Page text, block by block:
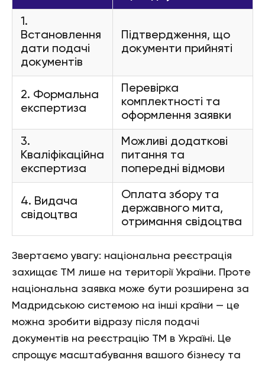
1.
Встановлення
дати подачі
документів
Підтвердження, що
документи прийняті
2. Формальна
експертиза
Перевірка
комплектності та
оформлення заявки
3.
Кваліфікаційна
експертиза
Можливі додаткові
питання та
попередні відмови
4. Видача
свідоцтва
Оплата збору та
державного мита,
отримання свідоцтва
Звертаємо увагу: національна реєстрація
захищає ТМ лише на території України. Проте
національна заявка може бути розширена за
Мадридською системою на інші країни — це
можна зробити відразу після подачі
документів на реєстрацію ТМ в Україні. Це
спрощує масштабування вашого бізнесу та